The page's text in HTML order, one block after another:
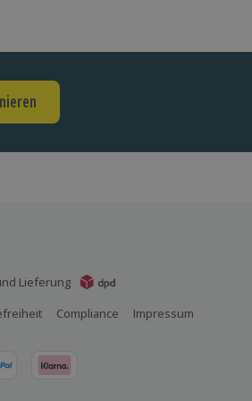
Lieferung
Compliance Impressum